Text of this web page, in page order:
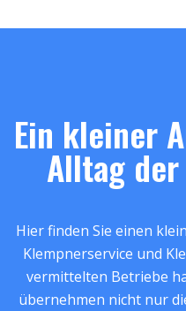
Ein kleiner
Alltag
Hier finden Sie einen
Klempnerservice und
vermittelten Betriebe
übernehmen nicht nur